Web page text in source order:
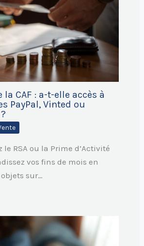
la CAF : a-t-elle accès à
PayPal, Vinted ou
le RSA ou la Prime d’Activité
vos fins de mois en
sur…